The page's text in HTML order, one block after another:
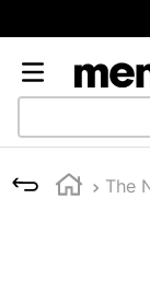
The
1
TÊNIS
MELISSAS